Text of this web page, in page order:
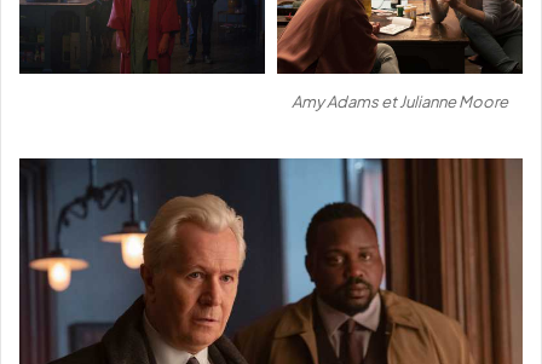
Amy Adams et Julianne Moore